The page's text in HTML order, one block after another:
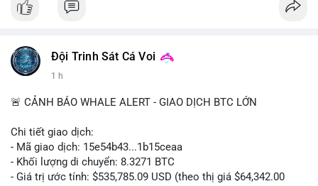
XRP và Ripple, ảnh hưởng đến tâm lý nhà đầu tư.
#ripple
📰 Nguồn: CoinDesk
Đội Trinh Sát Cá Voi
1 h
🚨 CẢNH BÁO WHALE ALERT - GIAO DỊCH BTC LỚN
Chi tiết giao dịch:
- Mã giao dịch: 15e54b43...1b15ceaa
- Khối lượng di chuyển: 8.3271 BTC
- Giá trị ước tính: $535,785.09 USD (theo thị giá $64,342.00